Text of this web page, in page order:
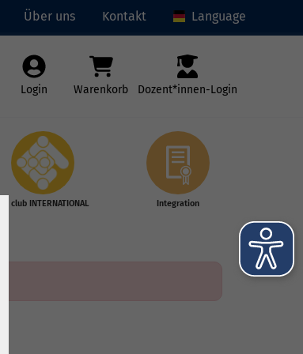
Über uns Kontakt Language
Login Warenkorb Dozent*innen-Login
vhs club INTERNATIONAL Integration